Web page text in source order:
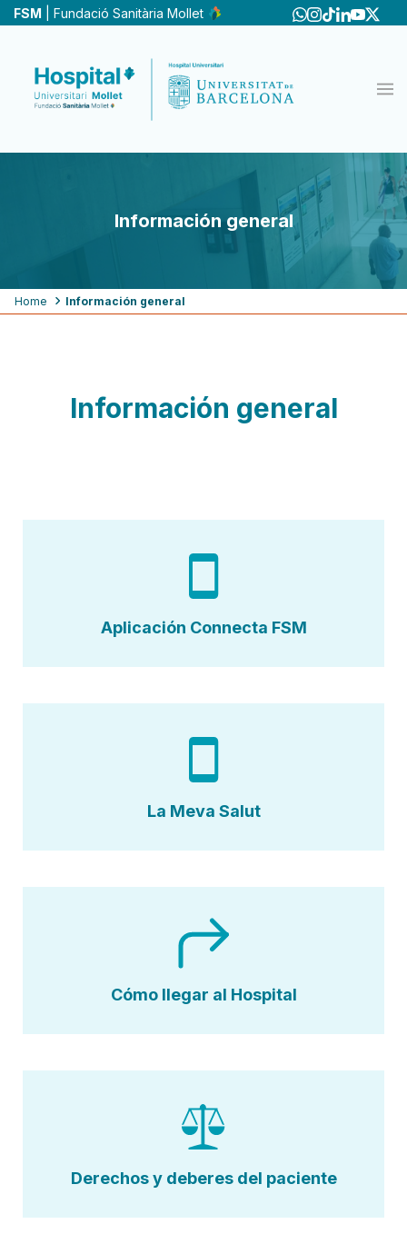
Skip
content
FSM | Fundació Sanitària Mollet
Información general
Breadcrumb
Home Información general
Información general
Aplicación Connecta FSM
La Meva Salut
Cómo llegar al Hospital
Derechos y deberes del paciente